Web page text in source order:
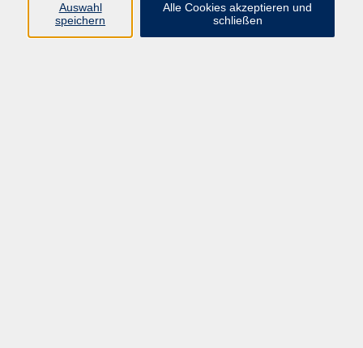
Auswahl
speichern
Alle Cookies akzeptieren und
schließen